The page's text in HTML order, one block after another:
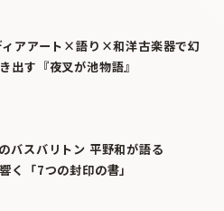
ィアアート×語り×和洋古楽器で幻
出す『夜叉が池物語』
バスバリトン 平野和が語る
く「7つの封印の書」